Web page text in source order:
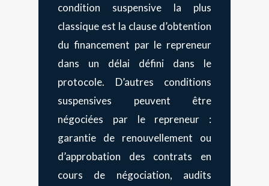
condition suspensive la plus
classique est la clause d’obtention
du financement par le repreneur
dans un délai défini dans le
protocole. D’autres conditions
suspensives peuvent être
négociées par le repreneur :
garantie de renouvellement ou
d’approbation des contrats en
cours de négociation, audits